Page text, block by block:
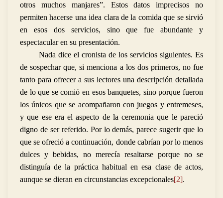
otros muchos manjares”. Estos datos imprecisos no
permiten hacerse una idea clara de la comida que se sirvió
en esos dos servicios, sino que fue abundante y
espectacular en su presentación.
Nada dice el cronista de los servicios siguientes. Es
de sospechar que, si menciona a los dos primeros, no fue
tanto para ofrecer a sus lectores una descripción detallada
de lo que se comió en esos banquetes, sino porque fueron
los únicos que se acompañaron con juegos y entremeses,
y que ese era el aspecto de la ceremonia que le pareció
digno de ser referido. Por lo demás, parece sugerir que lo
que se ofreció a continuación, donde cabrían por lo menos
dulces y bebidas, no merecía resaltarse porque no se
distinguía de la práctica habitual en esa clase de actos,
aunque se dieran en circunstancias excepcionales[2].